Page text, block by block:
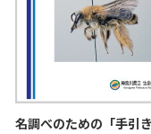
名調べのための「手引き